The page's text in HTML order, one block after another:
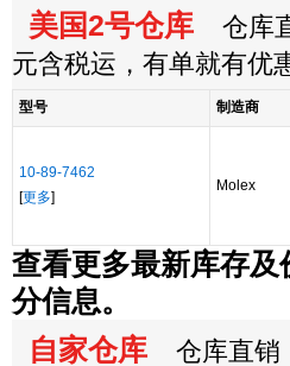
美国2号仓库 仓库
元含税运，有单就有优
型号 制造商
10-89-7462
[更多]
Molex
查看更多最新库存及
分信息。
自家仓库 仓库直销